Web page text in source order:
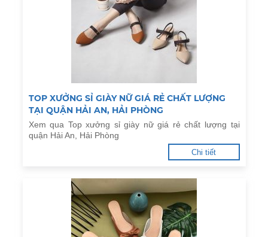
TOP XƯỞNG SỈ GIÀY NỮ GIÁ RẺ CHẤT LƯỢNG
TẠI QUẬN HẢI AN, HẢI PHÒNG
Xem qua Top xưởng sỉ giày nữ giá rẻ chất lượng tại
quận Hải An, Hải Phòng
Chi tiết